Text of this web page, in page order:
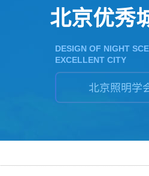
DESIGN OF NIGHT
EXCELLENT CITY
北京照明学
北京优秀